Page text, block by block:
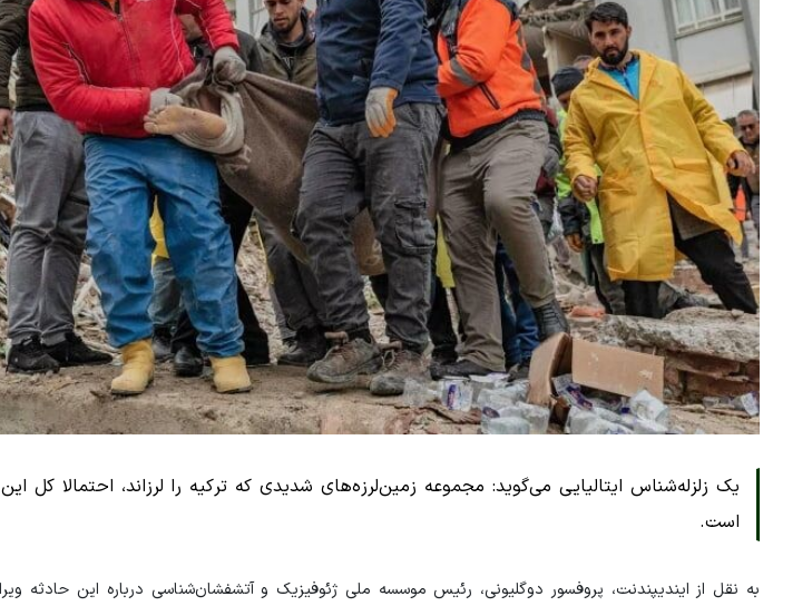
یک زلزله‌شناس ایتالیایی می‌گوید: مجموعه‌ زمین‌لرزه‌های شدیدی که ترکیه را لرزاند، احتمالا کل
است.
به نقل از ایندیپندنت، پروفسور دوگلیونی، رئیس موسسه ملی ژئوفیزیک و آتشفشان‌شناسی درباره این حادثه